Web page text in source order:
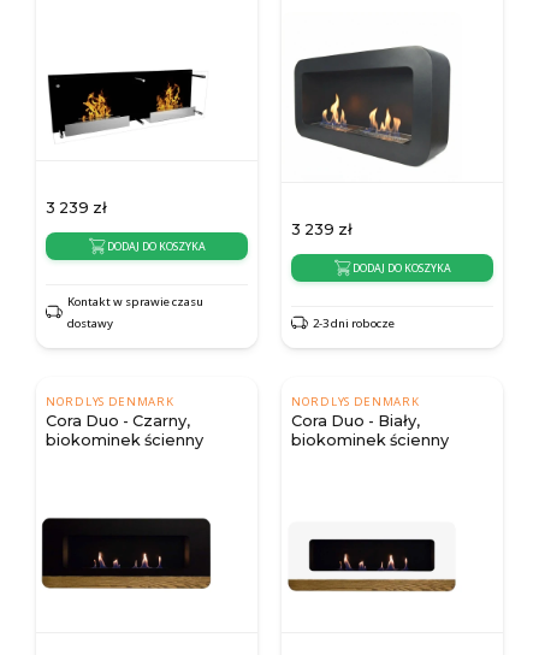
3 239 zł
DODAJ DO KOSZYKA
Kontakt w sprawie czasu
dostawy
3 239 zł
DODAJ DO KOSZYKA
2-3 dni robocze
NORDLYS DENMARK
Cora Duo - Czarny,
biokominek ścienny
NORDLYS DENMARK
Cora Duo - Biały,
biokominek ścienny